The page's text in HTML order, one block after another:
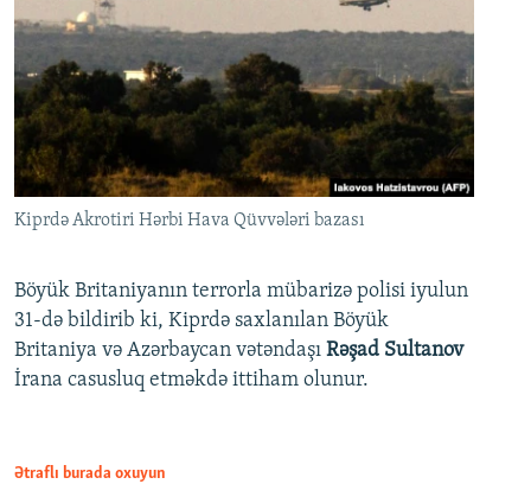
Kiprdə Akrotiri Hərbi Hava Qüvvələri bazası
Böyük Britaniyanın terrorla mübarizə polisi iyulun
31-də bildirib ki, Kiprdə saxlanılan Böyük
Britaniya və Azərbaycan vətəndaşı Rəşad Sultanov
İrana casusluq etməkdə ittiham olunur.
Ətraflı burada oxuyun